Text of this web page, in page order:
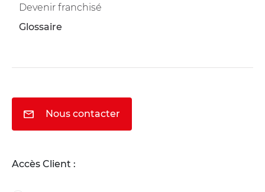
Devenir franchisé
Glossaire
Nous contacter
Accès Client :